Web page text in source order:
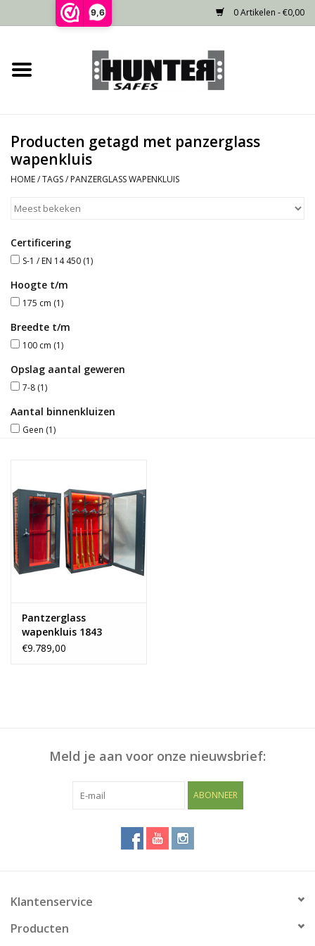
9,6 0 Artikelen - €0,00
Home
Gecertificeerd
Niet gecertificeerd
Recente projecten
Opties
Blog
Producten getagd met panzerglass
wapenkluis
HOME/TAGS/ PANZERGLASS WAPENKLUIS
Certificering
S-1 / EN 14 450 (1)
Hoogte t/m
175 cm (1)
Breedte t/m
100 cm (1)
Opslag aantal geweren
7-8 (1)
Aantal binnenkluizen
Geen (1)
Pantzerglass
wapenkluis 1843
€9.789,00
Meld je aan voor onze nieuwsbrief:
ABONNEER
Klantenservice
Producten